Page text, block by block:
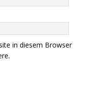
in diesem Browser